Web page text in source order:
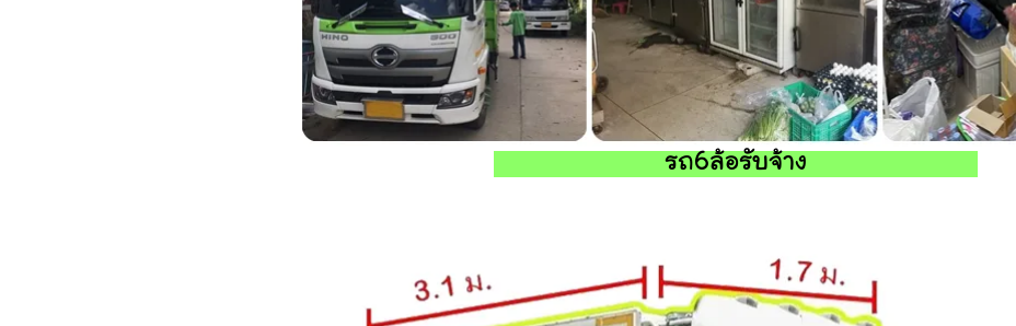
รถ6ล้อรับจ้าง